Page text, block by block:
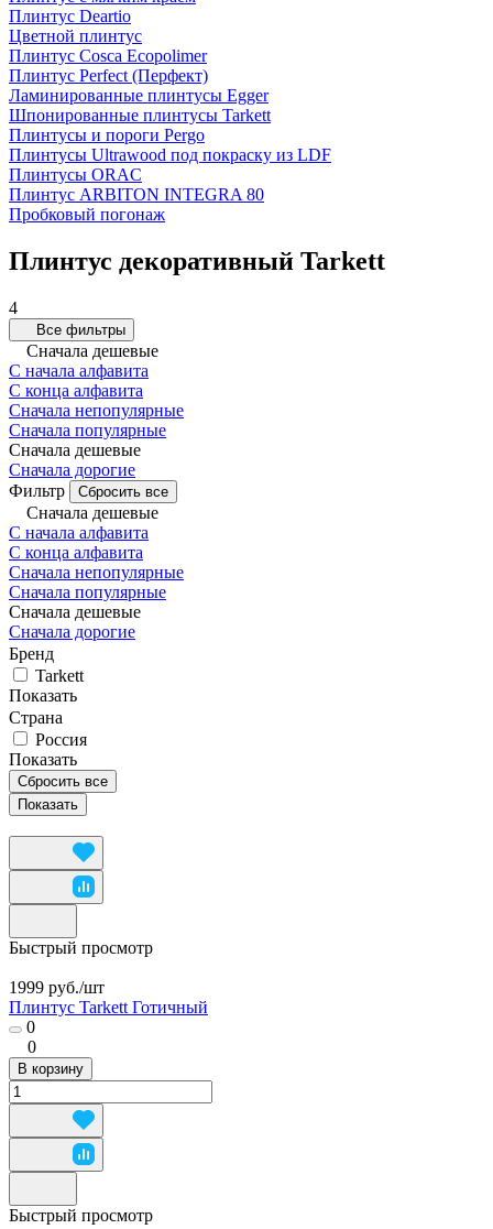
Плинтус Deartio
Цветной плинтус
Плинтус Cosca Ecopolimer
Плинтус Perfect (Перфект)
Ламинированные плинтусы Egger
Шпонированные плинтусы Tarkett
Плинтусы и пороги Pergo
Плинтусы Ultrawood под покраску из LDF
Плинтусы ORAC
Плинтус ARBITON INTEGRA 80
Пробковый погонаж
Плинтус декоративный Tarkett
4
Все фильтры
Сначала дешевые
С начала алфавита
С конца алфавита
Сначала непопулярные
Сначала популярные
Сначала дешевые
Сначала дорогие
Фильтр
Сбросить все
Сначала дешевые
С начала алфавита
С конца алфавита
Сначала непопулярные
Сначала популярные
Сначала дешевые
Сначала дорогие
Бренд
Tarkett
Показать
Страна
Россия
Показать
Сбросить все
Быстрый просмотр
1999 руб./шт
Плинтус Tarkett Готичный
0
0
В корзину
Быстрый просмотр